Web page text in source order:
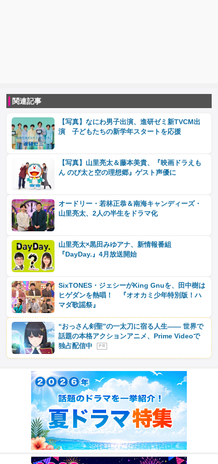
関連記事
【写真】なにわ男子出演、進研ゼミ新TVCM出
演 子どもたちの新学年スタートを応援
【写真】山里亮太＆藤本美貴、『映画ドラえも
ん のび太と空の理想郷』ゲスト声優に
オードリー・若林正恭＆南海キャンディーズ・
山里亮太、2人の半生をドラマ化
山里亮太×黒田みゆアナ、新情報番組
『DayDay.』4月放送開始
SixTONES・ジェシーがKing Gnuを、田中樹は
ヒゲダンを熱唱！ 『オオカミ少年特別版！ハ
マダ歌謡祭』
“おっさん剣聖”の一太刀に宿る人生―― 世界で
話題の本格アクションアニメ、Prime Videoで
独占配信中
P R